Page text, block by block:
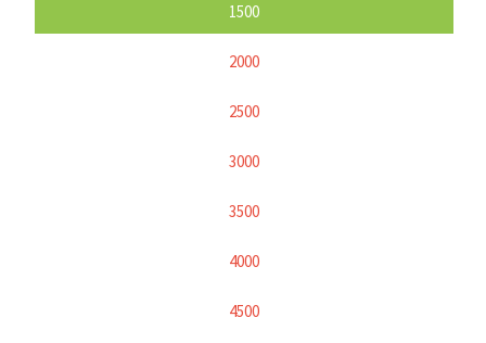
1500
2000
2500
3000
3500
4000
4500